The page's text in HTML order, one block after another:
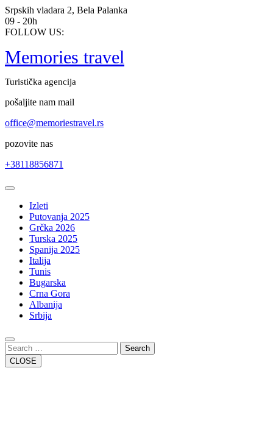
Skip
to
content
Srpskih vladara 2, Bela Palanka
09 - 20h
FOLLOW US:
Memories travel
Turistička agencija
pošaljite nam mail
office@memoriestravel.rs
pozovite nas
+38118856871
Open
ButtonIzleti
Putovanja 2025
Grčka 2026
Turska 2025
Spanija 2025
Italija
Tunis
Bugarska
Crna Gora
Albanija
Srbija
Close
Button
Search
CLOSE